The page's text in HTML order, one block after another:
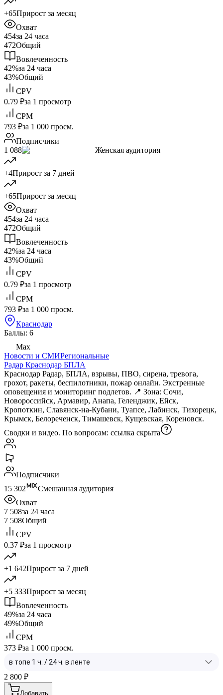
+65Прирост за месяц
Охват
454за 24 часа
472Общий
Вовлеченность
42%за 24 часа
43%Общий
CPV
0.79 ₽за 1 просмотр
CPM
793 ₽за 1 000 просм.
Подписчики
1 088
Женская аудитория
+4Прирост за 7 дней
+65Прирост за месяц
Охват
454за 24 часа
472Общий
Вовлеченность
42%за 24 часа
43%Общий
CPV
0.79 ₽за 1 просмотр
CPM
793 ₽за 1 000 просм.
Краснодар
Баллы: 6
Max
Новости и СМИРегиональные
Радар Краснодар БПЛА
Краснодар Радар, БПЛА, взрывы, ПВО, сирена, тревога,
грохот, ракеты, беспилотники, пожар онлайн. Экстренные
оповещения и мониторинг подлетов. 📍 Зона: Сочи,
Новороссийск, Армавир, Анапа, Геленджик, Ейск,
Кропоткин, Славянск-на-Кубани, Туапсе, Лабинск, Тихорецк,
Крымск, Белореченск, Тимашевск, Кущевская, Кореновск.
Сводки и видео. По вопросам: ссылка скрыта
Подписчики
15 302
Смешанная аудитория
Охват
7 508за 24 часа
7 508Общий
CPV
0.37 ₽за 1 просмотр
+1 642Прирост за 7 дней
+5 333Прирост за месяц
Вовлеченность
49%за 24 часа
49%Общий
CPM
373 ₽за 1 000 просм.
2 800 ₽
Добавить